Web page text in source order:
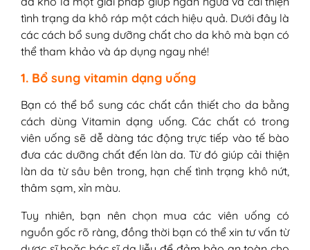
tình trạng da khô ráp một cách hiệu quả. Dưới đây là
các cách bổ sung dưỡng chất cho da khô mà bạn có
thể tham khảo và áp dụng ngay nhé!
1. Bổ sung vitamin dạng uống
Bạn có thể bổ sung các chất cần thiết cho da bằng
cách dùng Vitamin dạng uống. Các chất có trong
viên uống sẽ dễ dàng tác động trực tiếp vào tế bào
đưa các dưỡng chất đến làn da. Từ đó giúp cải thiện
làn da từ sâu bên trong, hạn chế tình trạng khô nứt,
thâm sạm, xỉn màu.
Tuy nhiên, bạn nên chọn mua các viên uống có
nguồn gốc rõ ràng, đồng thời bạn có thể xin tư vấn từ